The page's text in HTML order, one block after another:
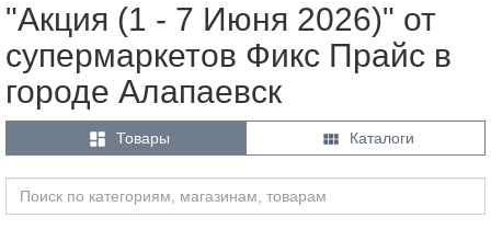
"Акция (1 - 7 Июня 2026)" от
супермаркетов Фикс Прайс в
городе Алапаевск
 Товары  Каталоги